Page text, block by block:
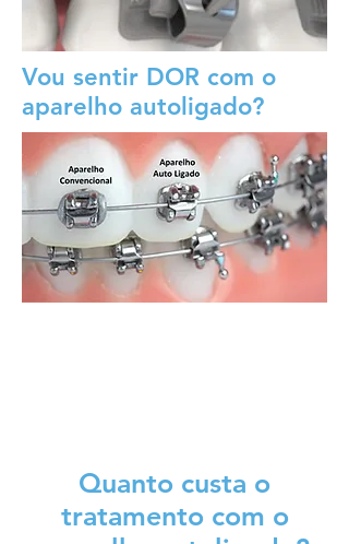
Vou sentir DOR com o
aparelho autoligado?
Quanto custa o
tratamento com o